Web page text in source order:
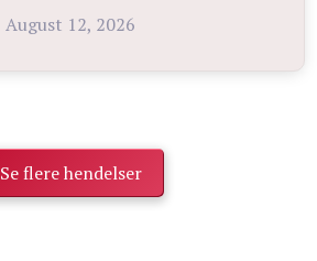
August 12, 2026
Se flere hendelser